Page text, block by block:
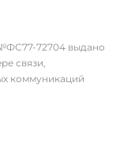
72704 выдано
связи,
коммуникаций